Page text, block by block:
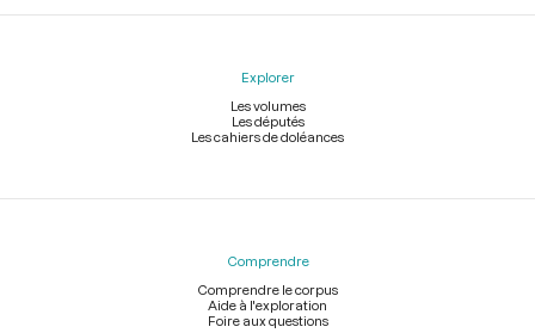
Explorer
Les volumes
Les députés
Les cahiers de doléances
Comprendre
Comprendre le corpus
Aide à l'exploration
Foire aux questions